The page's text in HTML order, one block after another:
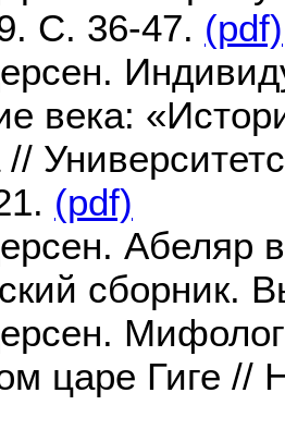
С. 36-47. (pdf)
века:
//
(pdf)
Абеляр
сборник.
царе Гиге